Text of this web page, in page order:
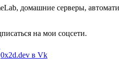
домашние серверы,
на мои соцсети.
0x2d.dev в Vk